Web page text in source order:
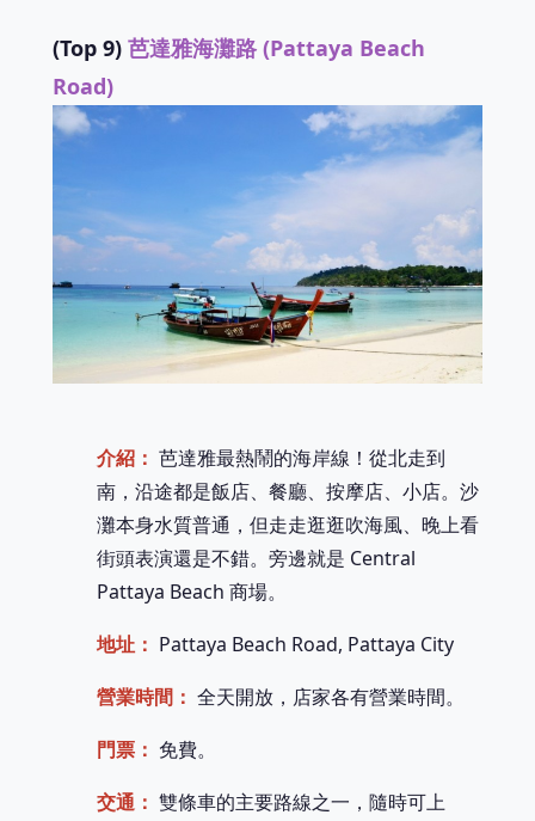
(Top 9) 芭達雅海灘路 (Pattaya Beach
Road)
介紹： 芭達雅最熱鬧的海岸線！從北走到
南，沿途都是飯店、餐廳、按摩店、小店。沙
灘本身水質普通，但走走逛逛吹海風、晚上看
街頭表演還是不錯。旁邊就是 Central
Pattaya Beach 商場。
地址： Pattaya Beach Road, Pattaya City
營業時間： 全天開放，店家各有營業時間。
門票： 免費。
交通： 雙條車的主要路線之一，隨時可上